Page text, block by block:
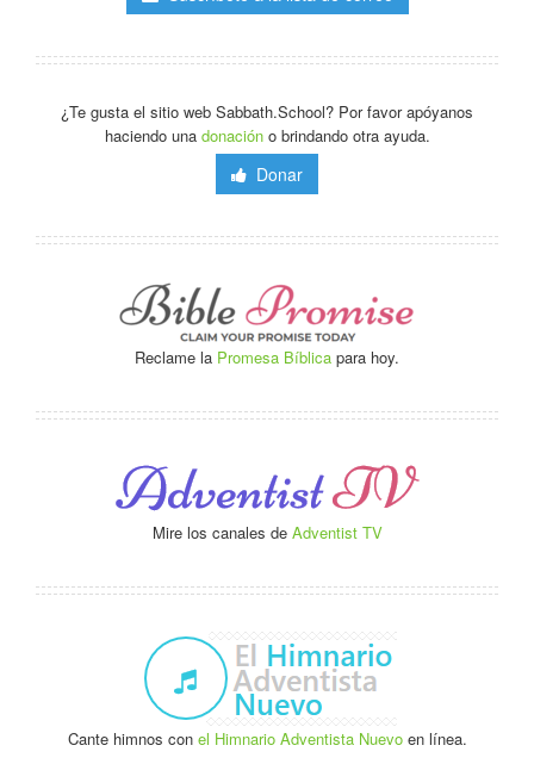
¿Te gusta el sitio web Sabbath.School? Por favor apóyanos
haciendo una donacióno brindando otra ayuda.
Donar
Reclame la Promesa Bíblica para hoy.
Mire los canales de Adventist TV
Cante himnos con el Himnario Adventista Nuevoen línea.